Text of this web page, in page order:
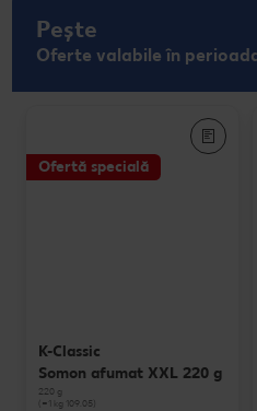
Pește
Oferte valabile în
Ofertă specială
K-Classic
Somon afumat XXL 220 g
220 g
(=1 kg 109.05)